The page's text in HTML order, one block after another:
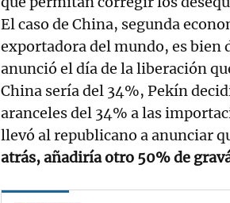
El caso de China, segunda
exportadora del mundo, es bien
anunció el día de la liberación
China sería del 34%, Pekín
aranceles del 34% a las
llevó al republicano a anunciar
atrás, añadiría otro 50% de